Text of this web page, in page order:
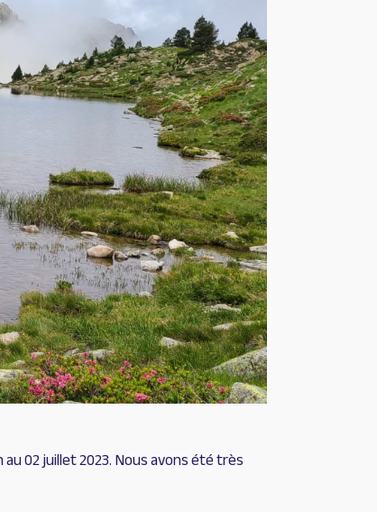
02 juillet 2023. Nous avons été très